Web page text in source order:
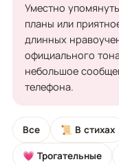
Уместно
планы или
длинных
официального
небольшое
телефона.
Все 📜 В стихах
💗 Трогательные